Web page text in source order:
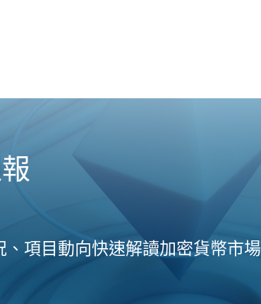
項目動向快速解讀加密貨幣市場